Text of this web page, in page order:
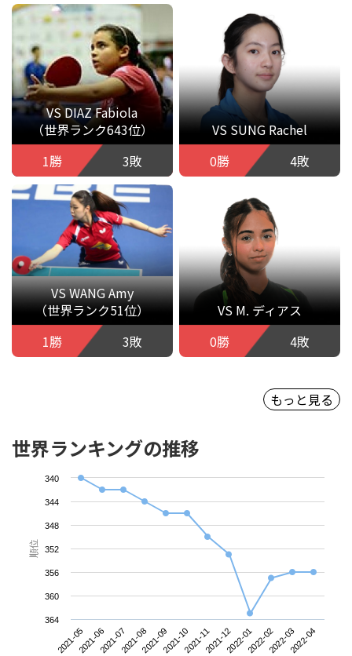
VS DIAZ Fabiola
（世界ランク643位）
1勝
3敗
VS SUNG Rachel
0勝
4敗
VS WANG Amy
（世界ランク51位）
1勝
3敗
VS M. ディアス
0勝
4敗
もっと見る
世界ランキングの推移
順位
2021-052021-062021-072021-082021-092021-102021-112021-122022-012022-022022-032022-04
340
344
348
352
356
360
364